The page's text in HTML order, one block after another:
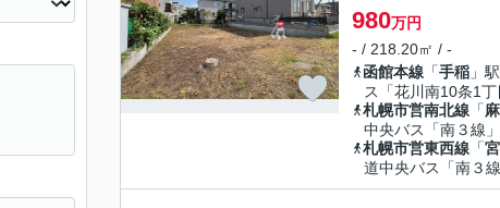
980万円
- / 218.20㎡ / -
函館本線 「手稲 」
ス「花川南10条1
札幌市営南北線 「
中央バス「南３線
札幌市営東西線 「
道中央バス「南３